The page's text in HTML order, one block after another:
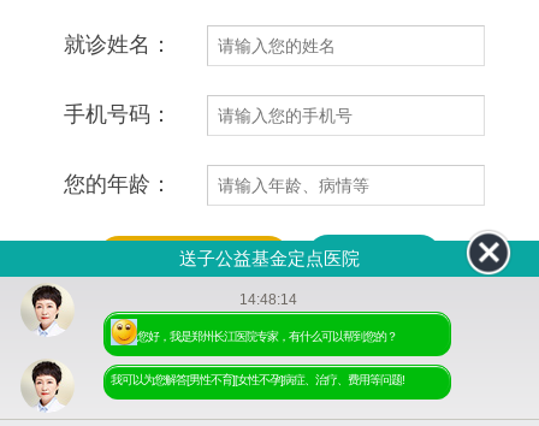
就诊姓名：
手机号码：
您的年龄：
一键通话
地址：郑州市二七区碧云路9号(航海路碧云路向南300米东)
热线电话：037160136013
送子公益基金定点医院
14:48:14
您好，我是郑州长江医院专家，有什么可以帮到您的？
我可以为您解答[男性不育][女性不孕]病症、治疗、费用等问题!